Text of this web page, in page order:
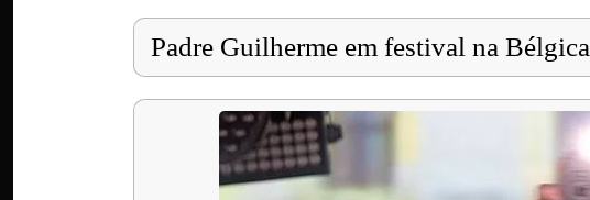
Padre Guilherme em festival na Bélgica